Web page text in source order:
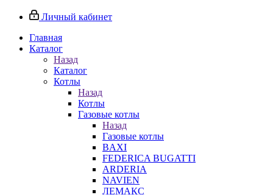
Личный кабинет
Главная
Каталог
Назад
Каталог
Котлы
Назад
Котлы
Газовые котлы
Назад
Газовые котлы
BAXI
FEDERICA BUGATTI
ARDERIA
NAVIEN
ЛЕМАКС